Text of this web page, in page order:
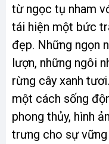
từ ngọc tụ nham
tái hiện một bức
đẹp. Những ngọn
lượn, những ngôi
rừng cây xanh
một cách sống
phong thủy, hình
trưng cho sự